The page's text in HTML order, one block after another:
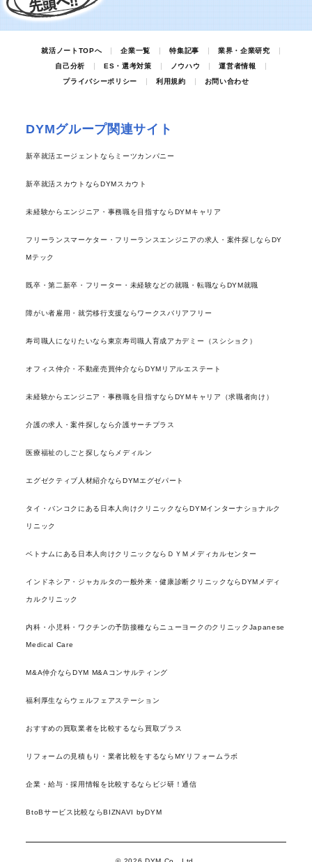
就活ノートTOPへ 企業一覧 特集記事
業界・企業研究
自己分析
ES・選考対策 ノウハウ
運営者情報
プライバシーポリシー
利用規約 お問い合わせ
DYMグループ関連サイト
新卒就活エージェントならミーツカンパニー
新卒就活スカウトならDYMスカウト
未経験からエンジニア・事務職を目指すならDYMキャリア
フリーランスマーケター・フリーランスエンジニアの求人・案件探しならDY
Mテック
既卒・第二新卒・フリーター・未経験などの就職・転職ならDYM就職
障がい者雇用・就労移行支援ならワークスバリアフリー
寿司職人になりたいなら東京寿司職人育成アカデミー（スシショク）
オフィス仲介・不動産売買仲介ならDYMリアルエステート
未経験からエンジニア・事務職を目指すならDYMキャリア（求職者向け）
介護の求人・案件探しなら介護サーチプラス
医療福祉のしごと探しならメディルン
エグゼクティブ人材紹介ならDYMエグゼパート
タイ・バンコクにある日本人向けクリニックならDYMインターナショナルク
リニック
ベトナムにある日本人向けクリニックならＤＹＭメディカルセンター
インドネシア・ジャカルタの一般外来・健康診断クリニックならDYMメディ
カルクリニック
内科・小児科・ワクチンの予防接種ならニューヨークのクリニックJapanese
Medical Care
M&A仲介ならDYM M&Aコンサルティング
福利厚生ならウェルフェアステーション
おすすめの買取業者を比較するなら買取プラス
リフォームの見積もり・業者比較をするならMYリフォームラボ
企業・給与・採用情報を比較するならビジ研！通信
BtoBサービス比較ならBIZNAVI byDYM